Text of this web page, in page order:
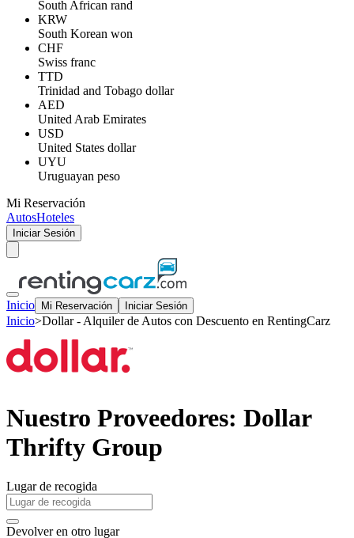
South African rand
KRW
South Korean won
CHF
Swiss franc
TTD
Trinidad and Tobago dollar
AED
United Arab Emirates
USD
United States dollar
UYU
Uruguayan peso
Mi Reservación
AutosHoteles
Iniciar Sesión
Inicio Mi Reservación Iniciar Sesión
Inicio>Dollar - Alquiler de Autos con Descuento en RentingCarz
Nuestro Proveedores: Dollar
Thrifty Group
Lugar de recogida
Devolver en otro lugar